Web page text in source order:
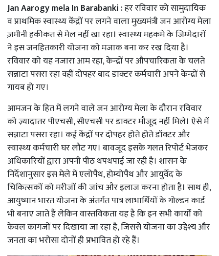
Jan Aarogy mela In Barabanki :हर रविवार को सामुदायिक
व प्राथमिक स्वास्थ्य केंद्रों पर लगने वाला मुख्यमंत्री जन आरोग्य मेला
ज़मीनी हकीकत से मेल नहीं खा रहा। स्वास्थ्य महकमे के जिम्मेदारों
ने इस जनहितकारी योजना काे मजाक बना कर रख दिया है।
रविवार को यह नजारा आम रहा, केन्द्रों पर औपचारिकता के चलते
सन्नाटा पसरा रहा वहीं दोपहर बाद डाक्टर कर्मचारी अपने केन्द्रों से
गायब हो गए।
आमजन के हित में लगने वाले जन आरोग्य मेला के दौरान रविवार
को ज़्यादातर पीएचसी, सीएचसी पर डाक्टर मौजूद नहीं मिले। ऐसे में
सन्नाटा पसरा रहा। कई केंद्रों पर दोपहर होते होते डॉक्टर और
स्वास्थ्य कर्मचारी घर लौट गए। बावजूद इसके गलत रिपोर्ट भेजकर
अधिकारियों द्वारा अपनी पीठ थपथपाई जा रही है। शासन के
निर्देशानुसार इस मेले में एलोपैथ, होम्योपैथ और आयुर्वेद के
चिकित्सकों को मरीजों की जांच और इलाज करना होता है। साथ ही,
आयुष्मान भारत योजना के अंतर्गत पात्र लाभार्थियों के गोल्डन कार्ड
भी बनाए जाते हैं लेकिन वास्तविकता यह है कि इन सभी कार्यों को
केवल कागजों पर दिखाया जा रहा है, जिससे योजना का उद्देश्य और
जनता का भरोसा दोनों ही प्रभावित हो रहे हैं।